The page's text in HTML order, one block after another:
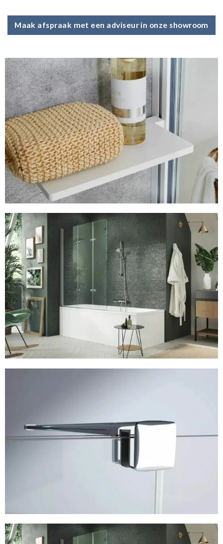
Maak afspraak met een adviseur in onze showroom